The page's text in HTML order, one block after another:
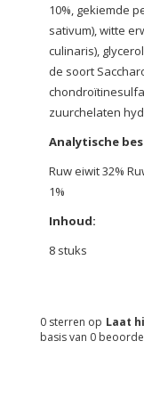
10%, gekiemde
sativum), witte
culinaris),
de soort
zuurchelaten
Analytische
Ruw eiwit 32%
1%
Inhoud:
8 stuks
Laat
0 sterren op
basis van 0